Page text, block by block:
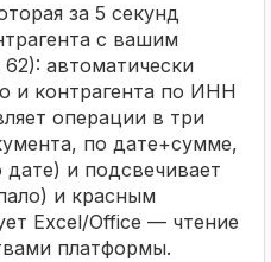
за 5 секунд
с вашим
автоматически
и контрагента по ИНН
операции в три
по дате+сумме,
и подсвечивает
и красным
Excel/Office — чтение
платформы.